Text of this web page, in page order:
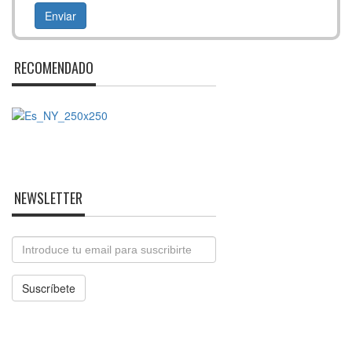
RECOMENDADO
NEWSLETTER
Email
Suscríbete